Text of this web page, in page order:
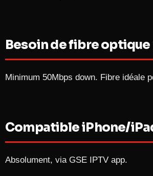
Besoin de fibre optique
Minimum 50Mbps down. Fibre idéale
Compatible iPhone/
Absolument, via GSE IPTV app.